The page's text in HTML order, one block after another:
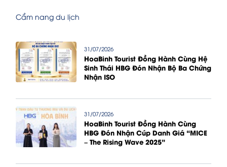
Cẩm nang du lịch
31/07/2026
HoaBinh Tourist Đồng Hành Cùng Hệ
Sinh Thái HBG Đón Nhận Bộ Ba Chứng
Nhận ISO
31/07/2026
HoaBinh Tourist Đồng Hành Cùng
HBG Đón Nhận Cúp Danh Giá “MICE
– The Rising Wave 2025”